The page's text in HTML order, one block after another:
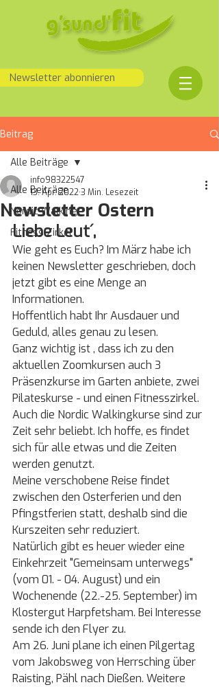
Newsletter abonnieren
Beitrag
Alle Beiträge
Nordic Walking
Fitness Zirkel
Alle Beiträge
Newsletter Ostern
info98322547
13. Apr. 20223 Min. Lesezeit
Liebe Leut´,
Wie geht es Euch? Im März habe ich
keinen Newsletter geschrieben, doch
jetzt gibt es eine Menge an
Informationen.
Hoffentlich habt Ihr Ausdauer und
Geduld, alles genau zu lesen.
Ganz wichtig ist , dass ich zu den
aktuellen Zoomkursen auch 3
Präsenzkurse im Garten anbiete, zwei
Pilateskurse - und einen Fitnesszirkel.
Auch die Nordic Walkingkurse sind zur
Zeit sehr beliebt. Ich hoffe, es findet
sich für alle etwas und die Zeiten
werden genutzt.
Meine verschobene Reise findet
zwischen den Osterferien und den
Pfingstferien statt, deshalb sind die
Kurszeiten sehr reduziert.
Natürlich gibt es heuer wieder eine
Einkehrzeit "Gemeinsam unterwegs"
(vom 01. - 04. August) und ein
Wochenende (22.-25. September) im
Klostergut Harpfetsham. Bei Interesse
sende ich den Flyer zu.
Am 26. Juni plane ich einen Pilgertag
vom Jakobsweg von Herrsching über
Raisting, Pähl nach Dießen. Weitere